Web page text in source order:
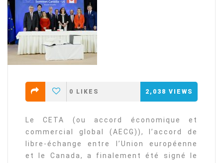
0 LIKES 2,038 VIEWS
Le CETA (ou accord économique et
commercial global (AECG)), l’accord de
libre-échange entre l’Union européenne
et le Canada, a finalement été signé le